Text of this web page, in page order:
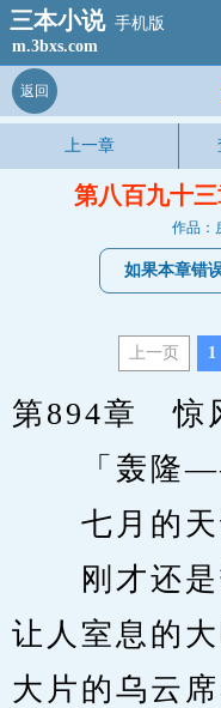
三本小说 手机版
m.3bxs.com
返回
上一章
第八百九十
作品：
如果本章错
上一页 1
第894章　惊
「轰隆
七月的天
刚才还是
让人室息的
大片的乌云